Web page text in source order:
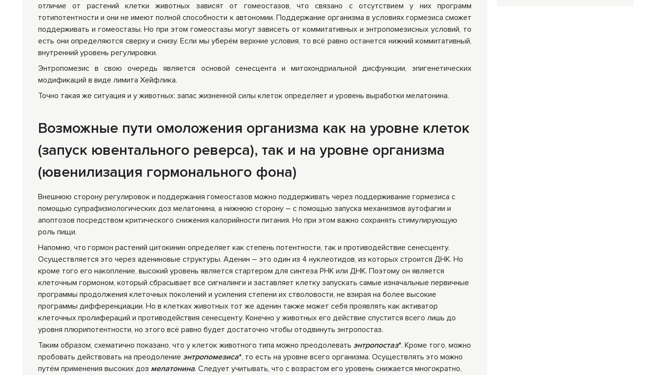
отличие от растений клетки животных зависят от гомеостазов, что связано с отсутствием у них программ
тотипотентности и они не имеют полной способности к автономии. Поддержание организма в условиях гормезиса сможет
поддерживать и гомеостазы. Но при этом гомеостазы могут зависеть от коммитативных и энтропомезисных условий, то
есть они определяются сверху и снизу. Если мы уберём верхние условия, то всё равно останется нижний коммитативный,
внутренний уровень регулировки.
Энтропомезис в свою очередь является основой сенесцента и митохондриальной дисфункции, эпигенетических
модификаций в виде лимита Хейфлика.
Точно такая же ситуация и у животных: запас жизненной силы клеток определяет и уровень выработки мелатонина.
Возможные пути омоложения организма как на уровне клеток
(запуск ювентального реверса), так и на уровне организма
(ювенилизация гормонального фона)
Внешнюю сторону регулировок и поддержания гомеостазов можно поддерживать через поддерживание гормезиса с
помощью супрафизиологических доз мелатонина, а нижнюю сторону – с помощью запуска механизмов аутофагии и
апоптозов посредством критического снижения калорийности питания. Но при этом важно сохранять стимулирующую
роль пищи.
Напомню, что гормон растений цитокинин определяет как степень потентности, так и противодействие сенесценту.
Осуществляется это через адениновые структуры. Аденин – это один из 4 нуклеотидов, из которых строится ДНК. Но
кроме того его накопление, высокий уровень является стартером для синтеза РНК или ДНК. Поэтому он является
клеточным гормоном, который сбрасывает все сигналинги и заставляет клетку запускать самые изначальные первичные
программы продолжения клеточных поколений и усиления степени их стволовости, не взирая на более высокие
программы дифференциации. Но в клетках животных тот же аденин также может себя проявлять как активатор
клеточных пролифераций и противодействия сенесценту. Конечно у животных его действие спустится всего лишь до
уровня плюрипотентности, но этого всё равно будет достаточно чтобы отодвинуть энтропостаз.
Таким образом, схематично показано, что у клеток животного типа можно преодолевать энтропостаз*. Кроме того, можно
пробовать действовать на преодоление энтропомезиса*, то есть на уровне всего организма. Осуществлять это можно
путём применения высоких доз мелатонина. Следует учитывать, что с возрастом его уровень снижается многократно,